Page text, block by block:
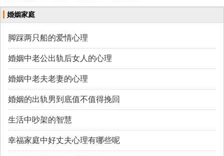
婚姻家庭
脚踩两只船的爱情心理
婚姻中老公出轨后女人的心理
婚姻中老夫老妻的心理
婚姻的出轨男到底值不值得挽回
生活中吵架的智慧
幸福家庭中好丈夫心理有哪些呢